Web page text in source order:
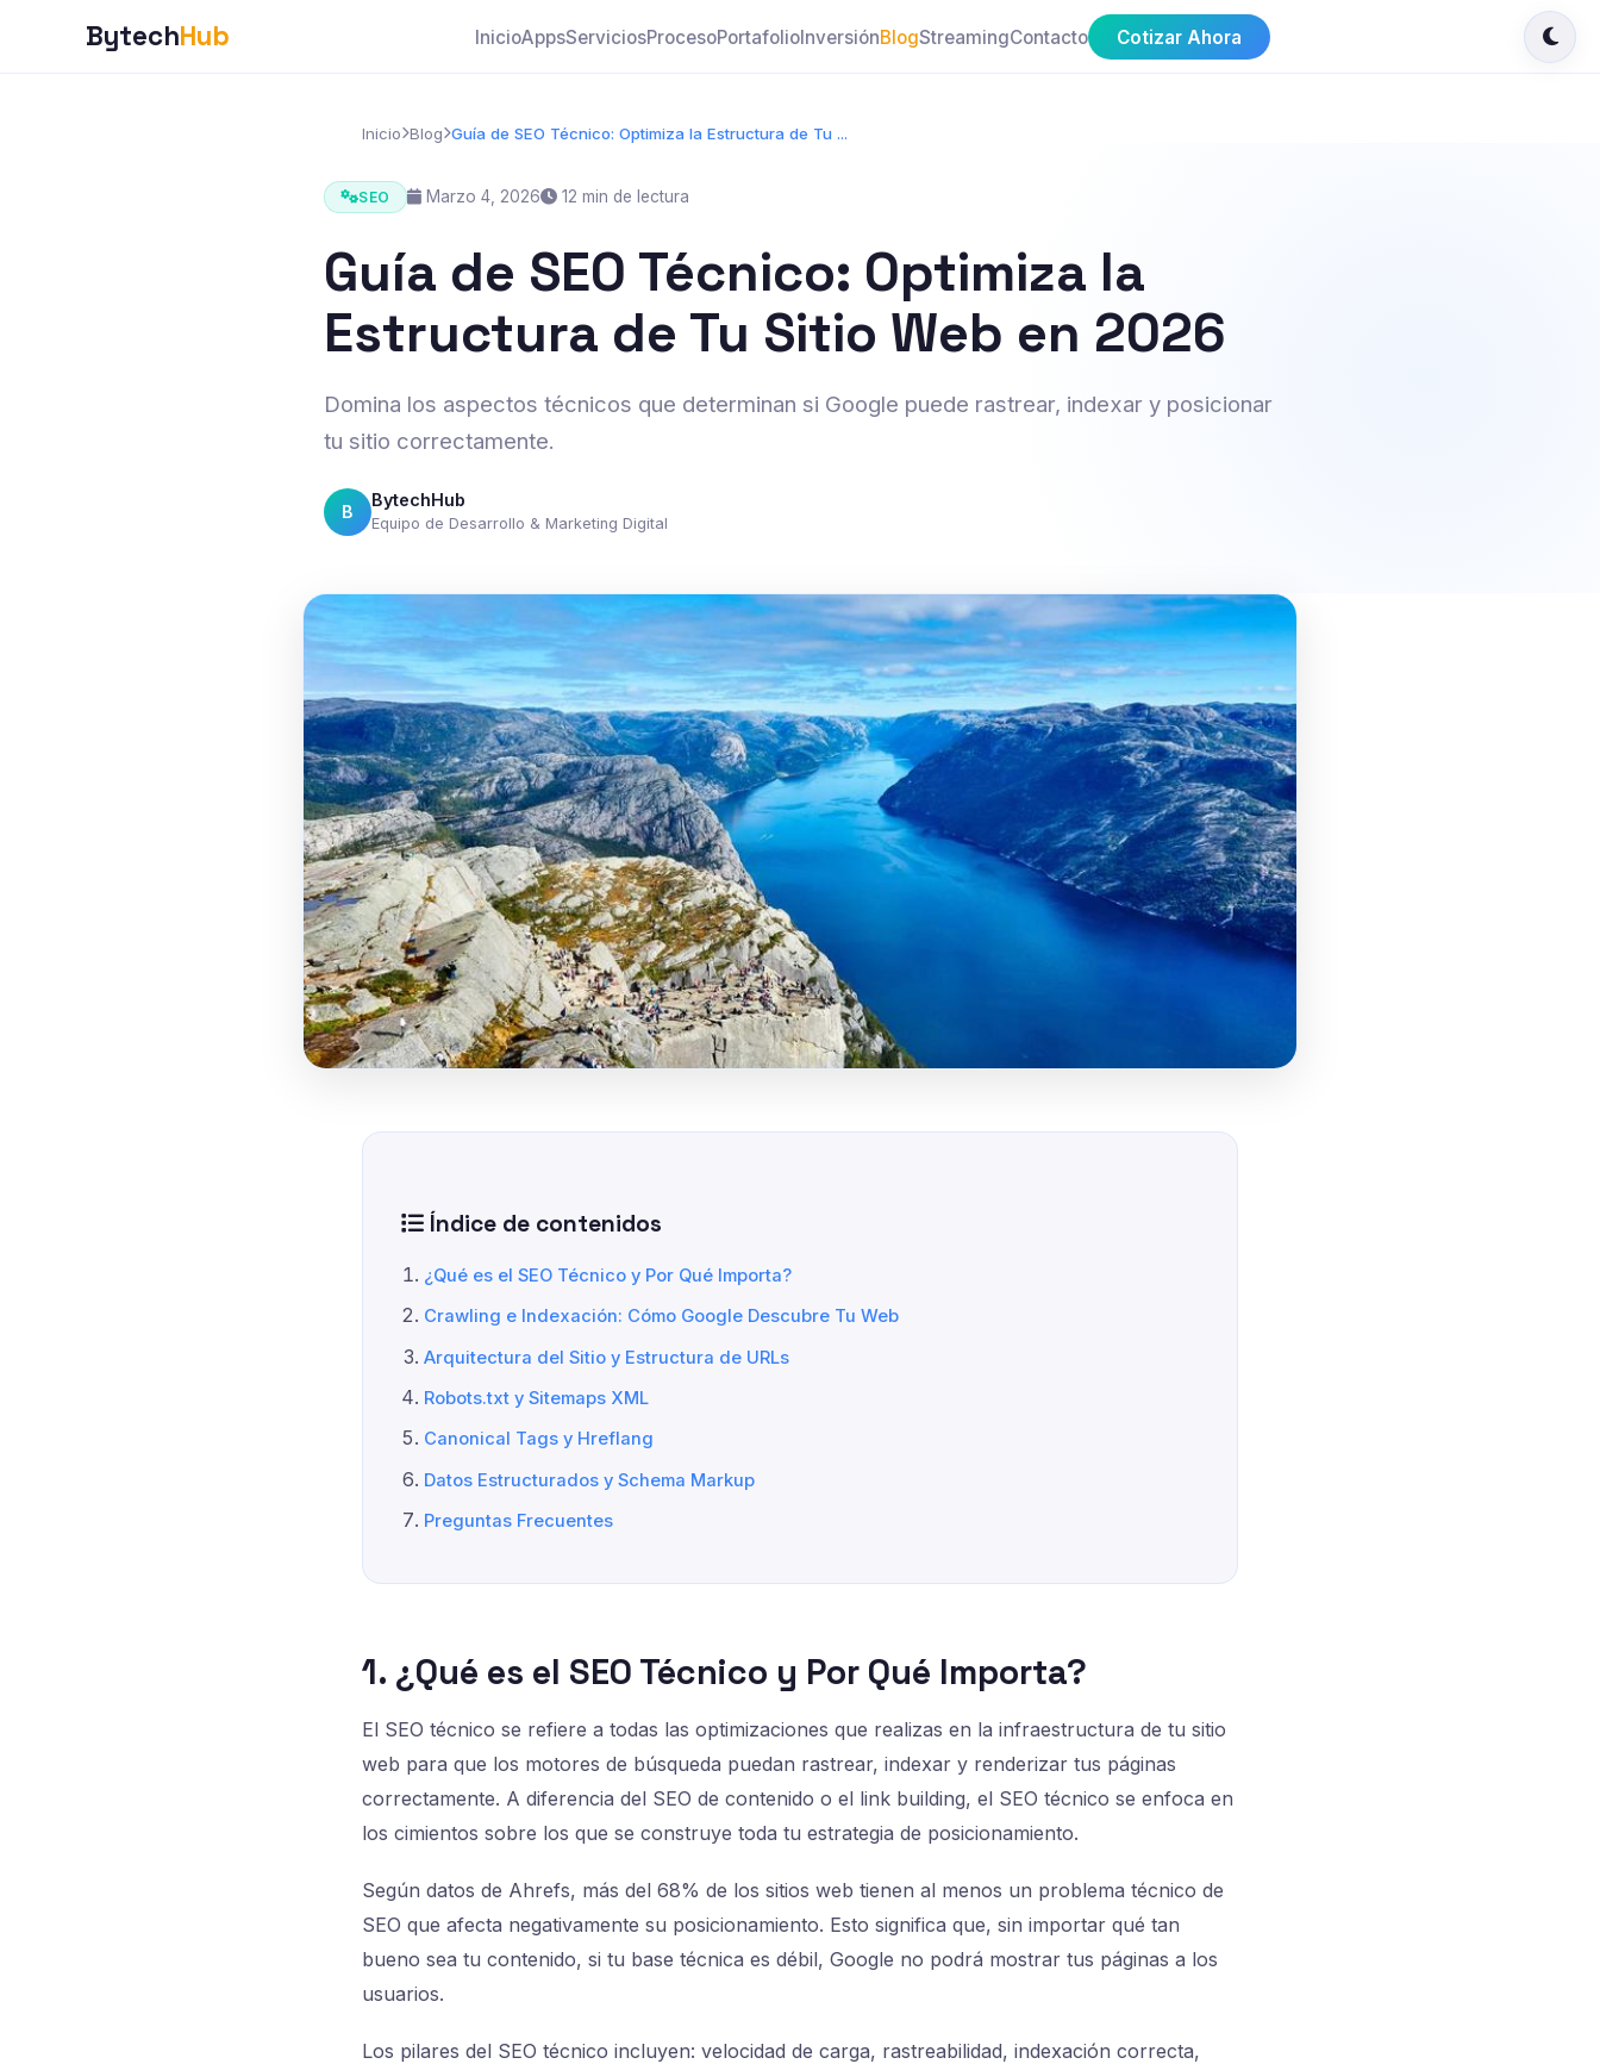
BytechHub InicioAppsServiciosProcesoPortafolioInversiónBlogStreamingContacto Cotizar Ahora
Inicio Blog Guía de SEO Técnico: Optimiza la Estructura de Tu ...
SEO Marzo 4, 2026 12 min de lectura
Guía de SEO Técnico: Optimiza la
Estructura de Tu Sitio Web en 2026
Domina los aspectos técnicos que determinan si Google puede rastrear, indexar y posicionar
tu sitio correctamente.
B
BytechHub
Equipo de Desarrollo & Marketing Digital
Índice de contenidos
¿Qué es el SEO Técnico y Por Qué Importa?
Crawling e Indexación: Cómo Google Descubre Tu Web
Arquitectura del Sitio y Estructura de URLs
Robots.txt y Sitemaps XML
Canonical Tags y Hreflang
Datos Estructurados y Schema Markup
Preguntas Frecuentes
1. ¿Qué es el SEO Técnico y Por Qué Importa?
El SEO técnico se refiere a todas las optimizaciones que realizas en la infraestructura de tu sitio
web para que los motores de búsqueda puedan rastrear, indexar y renderizar tus páginas
correctamente. A diferencia del SEO de contenido o el link building, el SEO técnico se enfoca en
los cimientos sobre los que se construye toda tu estrategia de posicionamiento.
Según datos de Ahrefs, más del 68% de los sitios web tienen al menos un problema técnico de
SEO que afecta negativamente su posicionamiento. Esto significa que, sin importar qué tan
bueno sea tu contenido, si tu base técnica es débil, Google no podrá mostrar tus páginas a los
usuarios.
Los pilares del SEO técnico incluyen: velocidad de carga, rastreabilidad, indexación correcta,